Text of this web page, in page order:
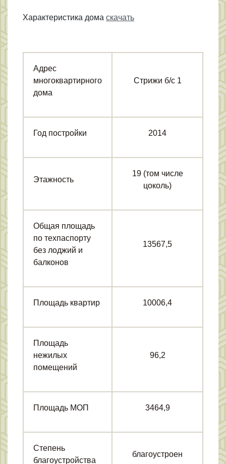
Характеристика дома скачать
Адрес
многоквартирного
дома
Стрижи б/с 1
Год постройки 2014
Этажность
19 (том числе
цоколь)
Общая площадь
по техпаспорту
без лоджий и
балконов
13567,5
Площадь квартир 10006,4
Площадь
нежилых
помещений
96,2
Площадь МОП 3464,9
Степень
благоустройства
благоустроен